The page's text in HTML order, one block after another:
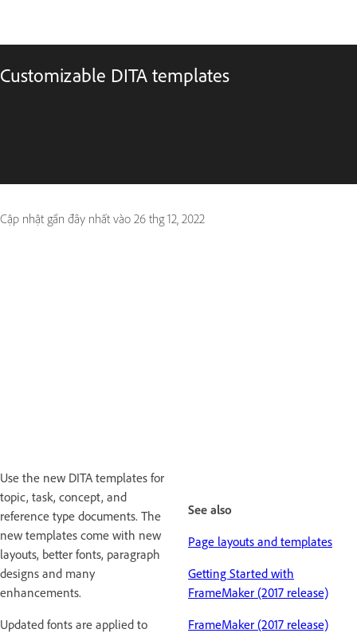
Customizable DITA templates
Cập nhật gần đây nhất vào 26 thg 12, 2022
Use the new DITA templates for
topic, task, concept, and
reference type documents. The
new templates come with new
layouts, better fonts, paragraph
designs and many
enhancements.
Updated fonts are applied to
See also
Page layouts and templates
Getting Started with
FrameMaker (2017 release)
FrameMaker (2017 release)